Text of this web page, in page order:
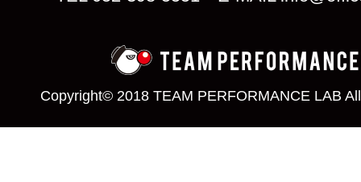
Copyright© 2018 TEAM PERFORMANCE LAB